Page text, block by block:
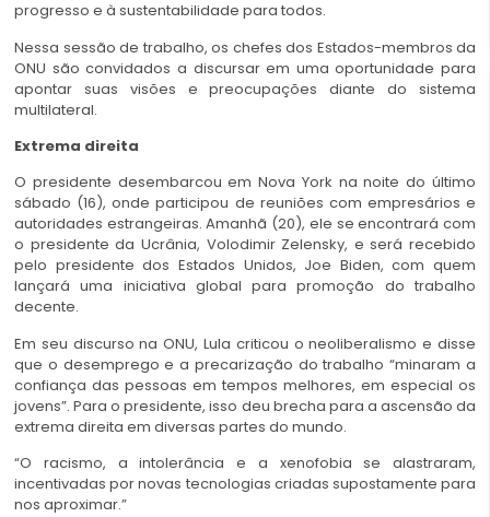
progresso e à sustentabilidade para todos.
Nessa sessão de trabalho, os chefes dos Estados-membros da
ONU são convidados a discursar em uma oportunidade para
apontar suas visões e preocupações diante do sistema
multilateral.
Extrema direita
O presidente desembarcou em Nova York na noite do último
sábado (16), onde participou de reuniões com empresários e
autoridades estrangeiras. Amanhã (20), ele se encontrará com
o presidente da Ucrânia, Volodimir Zelensky, e será recebido
pelo presidente dos Estados Unidos, Joe Biden, com quem
lançará uma iniciativa global para promoção do trabalho
decente.
Em seu discurso na ONU, Lula criticou o neoliberalismo e disse
que o desemprego e a precarização do trabalho “minaram a
confiança das pessoas em tempos melhores, em especial os
jovens”. Para o presidente, isso deu brecha para a ascensão da
extrema direita em diversas partes do mundo.
“O racismo, a intolerância e a xenofobia se alastraram,
incentivadas por novas tecnologias criadas supostamente para
nos aproximar.”